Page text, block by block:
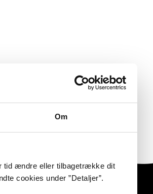
Om
tid ændre eller tilbagetrække dit
cookies under ”Detaljer”.